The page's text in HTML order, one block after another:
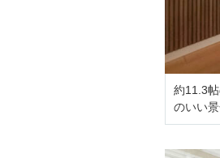
約11.3
のいい